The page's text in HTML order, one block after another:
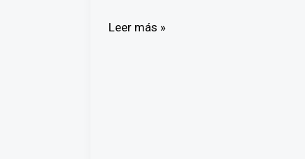
Tribunal
Leer más »